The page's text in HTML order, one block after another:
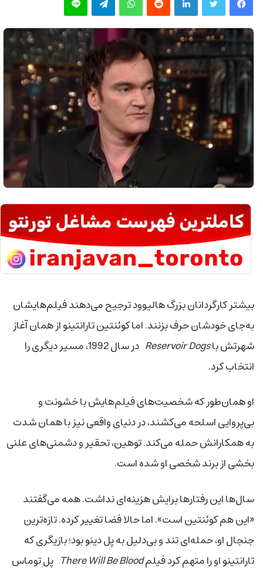
بیشتر کارگردانان بزرگ هالیوود ترجیح می‌دهند فیلم‌هایشان
به‌جای خودشان حرف بزنند. اما کوئنتین تارانتینو از همان آغاز
شهرتش باReservoir Dogs
در سال 1992، مسیر دیگری را
انتخاب کرد.
او همان‌طور که شخصیت‌های فیلم‌هایش با خشونت و
بی‌پروایی اسلحه می‌کشند، در دنیای واقعی نیز با همان شدت
به همکارانش حمله می‌کند. توهین، تحقیر و دشمنی‌های علنی
بخشی از برند شخصی او شده است.
سال‌ها این رفتارها برایش هزینه‌ای نداشت. همه می‌گفتند
«این هم کوئنتین است». اما حالا فضا تغییر کرده. تازه‌ترین
جنجال او، حمله‌ای تند و بی‌دلیل به پل دینو بود؛ بازیگری که
تارانتینو او را متهم کرد فیلمThere Will Be Blood پل توماس